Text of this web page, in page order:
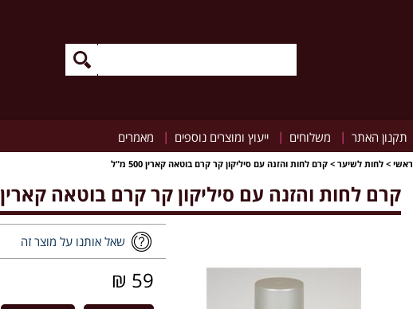
תקנון האתר | משלוחים | ייעוץ ומוצרים נוספים | מאמרים
ראשי > לחות לשיער > קרם לחות והזנה עם סיליקון קר קרם בוטאה קארין 500 מ"ל
קרם לחות והזנה עם סיליקון קר קרם בוטאה קארין 500 מ"ל
שאל אותנו על מוצר זה
59 ₪